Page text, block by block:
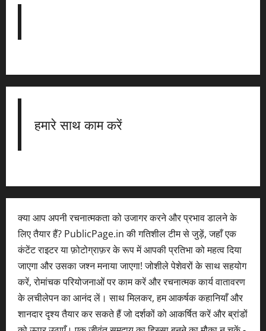
हमारे साथ काम करें
क्या आप अपनी रचनात्मकता को उजागर करने और प्रभाव डालने के
लिए तैयार हैं? PublicPage.in की गतिशील टीम से जुड़ें, जहाँ एक
कंटेंट राइटर या फ़ोटोग्राफ़र के रूप में आपकी प्रतिभा को महत्व दिया
जाएगा और उसका जश्न मनाया जाएगा! जोशीले पेशेवरों के साथ सहयोग
करें, रोमांचक परियोजनाओं पर काम करें और रचनात्मक कार्य वातावरण
के लचीलेपन का आनंद लें। साथ मिलकर, हम आकर्षक कहानियाँ और
शानदार दृश्य तैयार कर सकते हैं जो दर्शकों को आकर्षित करें और ब्रांडों